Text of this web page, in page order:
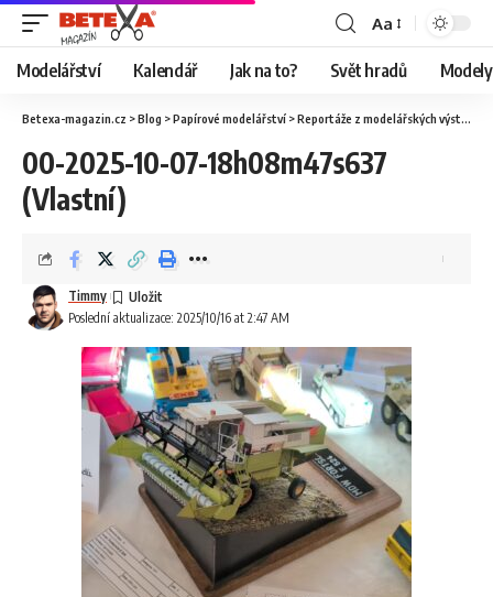
Aa
Modelářství Kalendář Jak na to? Svět hradů
Betexa-magazin.cz >Blog >Papírové modelářství >Reportáže z modelářských výstav
00-2025-10-07-18h08m47s637
(Vlastní)
Poslední aktualizace: 2025/10/16 at 2:47 AM
Timmy